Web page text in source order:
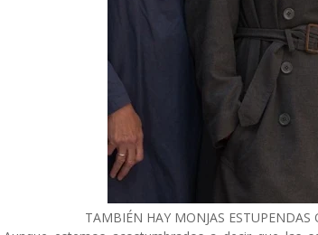
TAMBIÉN HAY MONJAS ESTUPENDAS